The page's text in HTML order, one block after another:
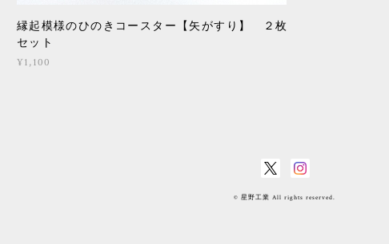
縁起模様のひのきコースター【矢がすり】 ２枚
セット
¥1,100
© 星野工業 All rights reserved.